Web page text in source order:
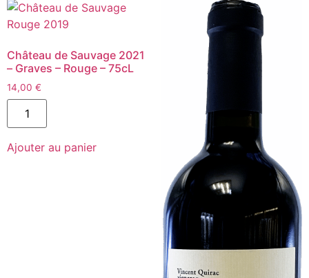
Château de Sauvage 2021
– Graves – Rouge – 75cL
14,00 €
quantité
Château
Sauvage
2021
Ajouter au panier